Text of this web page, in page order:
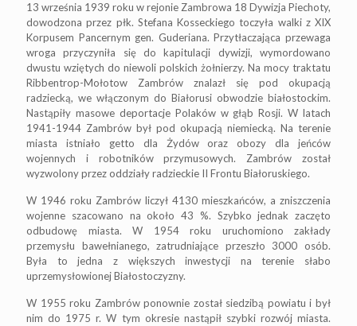
13 września 1939 roku w rejonie Zambrowa 18 Dywizja Piechoty,
dowodzona przez płk. Stefana Kosseckiego toczyła walki z XIX
Korpusem Pancernym gen. Guderiana. Przytłaczająca przewaga
wroga przyczyniła się do kapitulacji dywizji, wymordowano
dwustu wziętych do niewoli polskich żołnierzy. Na mocy traktatu
Ribbentrop-Mołotow Zambrów znalazł się pod okupacją
radziecką, we włączonym do Białorusi obwodzie białostockim.
Nastąpiły masowe deportacje Polaków w głąb Rosji. W latach
1941-1944 Zambrów był pod okupacją niemiecką. Na terenie
miasta istniało getto dla Żydów oraz obozy dla jeńców
wojennych i robotników przymusowych. Zambrów został
wyzwolony przez oddziały radzieckie II Frontu Białoruskiego.
W 1946 roku Zambrów liczył 4130 mieszkańców, a zniszczenia
wojenne szacowano na około 43 %. Szybko jednak zaczęto
odbudowę miasta. W 1954 roku uruchomiono zakłady
przemysłu bawełnianego, zatrudniające przeszło 3000 osób.
Była to jedna z większych inwestycji na terenie słabo
uprzemysłowionej Białostoczyzny.
W 1955 roku Zambrów ponownie został siedzibą powiatu i był
nim do 1975 r. W tym okresie nastąpił szybki rozwój miasta.